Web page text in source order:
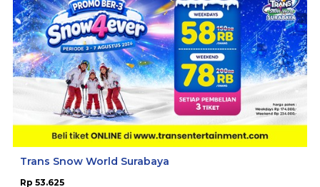
Trans Snow World Surabaya
Rp 53.625